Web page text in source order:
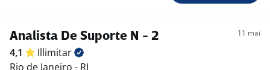
Analista De Suporte N - 2 11 mai
4,1
Illimitar
Rio de Janeiro - RJ